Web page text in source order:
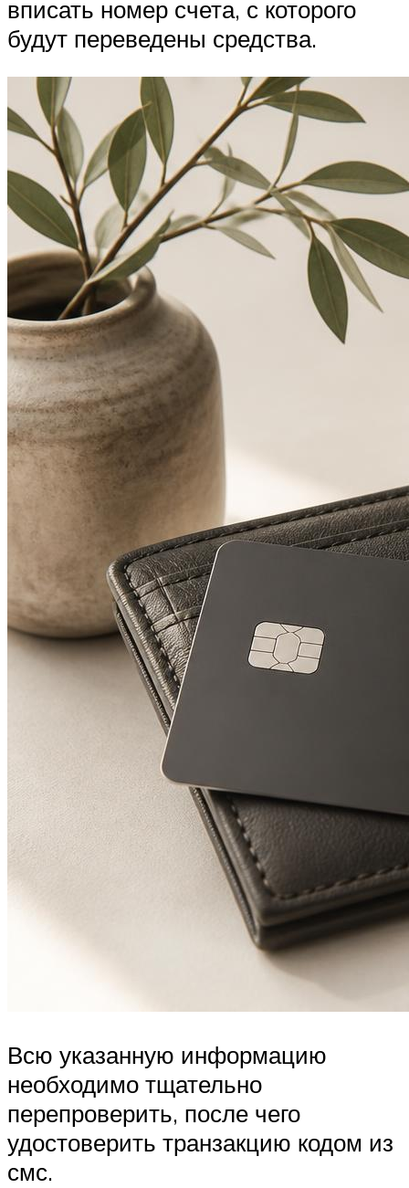
вписать номер счета, с которого
будут переведены средства.
Всю указанную информацию
необходимо тщательно
перепроверить, после чего
удостоверить транзакцию кодом из
смс.